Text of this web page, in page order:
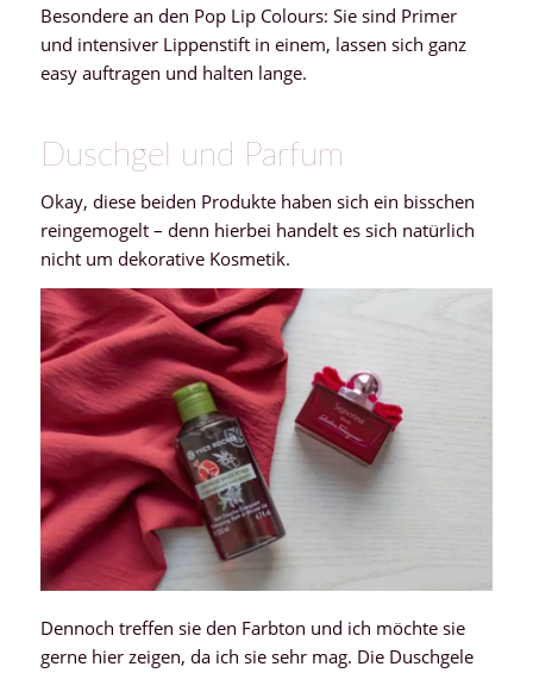
Besondere an den Pop Lip Colours: Sie sind Primer
und intensiver Lippenstift in einem, lassen sich ganz
easy auftragen und halten lange.
Duschgel und Parfum
Okay, diese beiden Produkte haben sich ein bisschen
reingemogelt – denn hierbei handelt es sich natürlich
nicht um dekorative Kosmetik.
Dennoch treffen sie den Farbton und ich möchte sie
gerne hier zeigen, da ich sie sehr mag. Die Duschgele